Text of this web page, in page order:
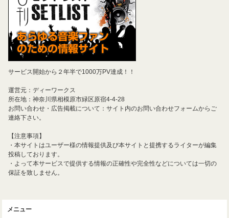
サービス開始から２年半で1000万PV達成！！
運営元：ディーワークス
所在地：神奈川県相模原市緑区原宿4-4-28
お問い合わせ・広告掲載について：サイト内のお問い合わせフォームからご
連絡下さい。
【注意事項】
・本サイトはユーザー様の情報提供及び本サイトと提携するライターが編集
投稿しております。
・よって本サービスで提供する情報の正確性や完全性などについては一切の
保証を致しません。
メニュー